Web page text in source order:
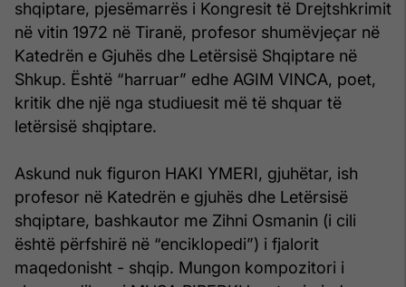
shqiptare, pjesëmarrës i Kongresit të Drejtshkrimit
në vitin 1972 në Tiranë, profesor shumëvjeçar në
Katedrën e Gjuhës dhe Letërsisë Shqiptare në
Shkup. Është “harruar” edhe AGIM VINCA, poet,
kritik dhe një nga studiuesit më të shquar të
letërsisë shqiptare.
Askund nuk figuron HAKI YMERI, gjuhëtar, ish
profesor në Katedrën e gjuhës dhe Letërsisë
shqiptare, bashkautor me Zihni Osmanin (i cili
është përfshirë në “enciklopedi”) i fjalorit
maqedonisht - shqip. Mungon kompozitori i